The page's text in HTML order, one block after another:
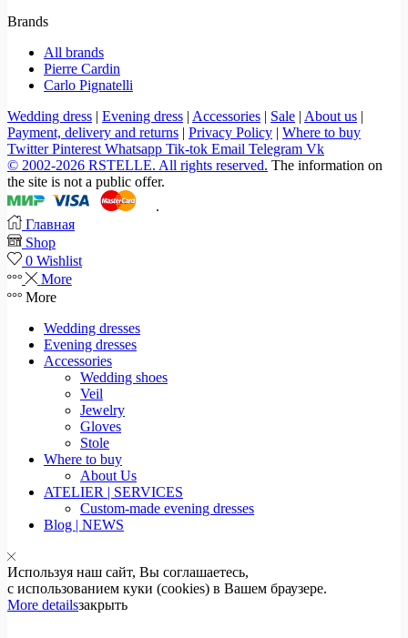
Brands
All brands
Pierre Cardin
Carlo Pignatelli
Wedding dress | Evening dress | Accessories | Sale | About us |
Payment, delivery and returns | Privacy Policy | Where to buy
Twitter Pinterest Whatsapp Tik-tok Email Telegram Vk
© 2002-2026 RSTELLE. All rights reserved. The information on
the site is not a public offer.
.
Главная
Shop
0 Wishlist
More
More
Wedding dresses
Evening dresses
Accessories
Wedding shoes
Veil
Jewelry
Gloves
Stole
Where to buy
About Us
ATELIER | SERVICES
Custom-made evening dresses
Blog | NEWS
Используя наш сайт, Вы соглашаетесь,
с использованием куки (cookies) в Вашем браузере.
More detailsзакрыть